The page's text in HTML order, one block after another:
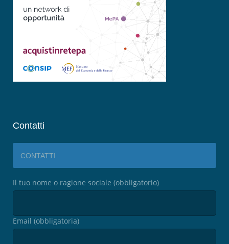
Contatti
CONTATTI
Il tuo nome o ragione sociale (obbligatorio)
Email (obbligatoria)